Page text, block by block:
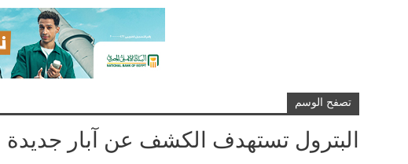
تصفح الوسم
البترول تستهدف الكشف عن آبار جديدة